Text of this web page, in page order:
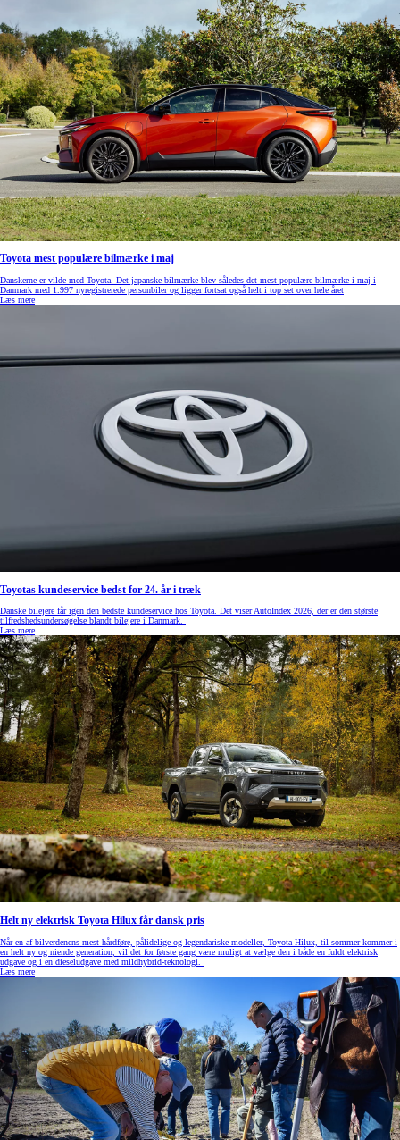
Toyota mest populære bilmærke i maj
Danskerne er vilde med Toyota. Det japanske bilmærke blev således det mest populære bilmærke i maj i
Danmark med 1.997 nyregistrerede personbiler og ligger fortsat også helt i top set over hele året
Læs mere
Toyotas kundeservice bedst for 24. år i træk
Danske bilejere får igen den bedste kundeservice hos Toyota. Det viser AutoIndex 2026, der er den største
tilfredshedsundersøgelse blandt bilejere i Danmark.
Læs mere
Helt ny elektrisk Toyota Hilux får dansk pris
Når en af bilverdenens mest hårdføre, pålidelige og legendariske modeller, Toyota Hilux, til sommer kommer i
en helt ny og niende generation, vil det for første gang være muligt at vælge den i både en fuldt elektrisk
udgave og i en dieseludgave med mildhybrid-teknologi.
Læs mere